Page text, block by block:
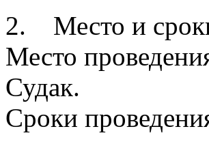
2. Место и
Место
Судак.
Сроки